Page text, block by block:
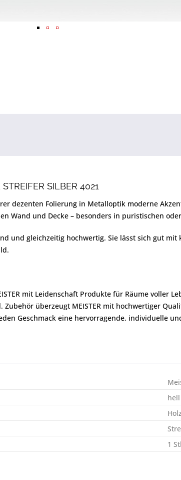
SILBER 4021
dezenten Folierung in Metalloptik moderne
Wand und Decke – besonders in puristischen
und gleichzeitig hochwertig. Sie lässt sich gut
mit Leidenschaft Produkte für Räume voller
überzeugt MEISTER mit hochwertiger
Geschmack eine hervorragende, individuelle
hell
Holz
1